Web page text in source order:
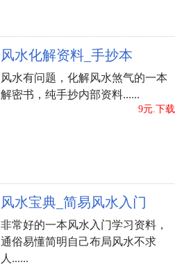
风水化解资料_手抄本
风水有问题，化解风水煞气的一本
解密书，纯手抄内部资料......
9元.下载
风水宝典_简易风水入门
非常好的一本风水入门学习资料，
通俗易懂简明自己布局风水不求
人......